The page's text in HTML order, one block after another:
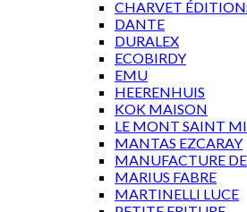
CHARVET
DANTE
DURALEX
ECOBIRDY
EMU
HEERENHUIS
KOK MAISON
LE MONT SAINT
MANTAS EZCARAY
MANUFACTURE
MARIUS FABRE
MARTINELLI LUCE